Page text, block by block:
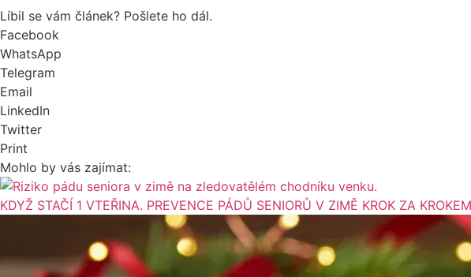
Líbil se vám článek? Pošlete ho dál.
Facebook
WhatsApp
Telegram
Email
LinkedIn
Twitter
Print
Mohlo by vás zajímat:
KDYŽ STAČÍ 1 VTEŘINA. PREVENCE PÁDŮ SENIORŮ V ZIMĚ KROK ZA